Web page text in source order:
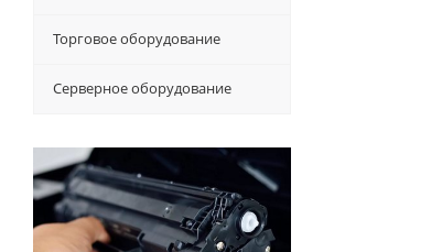
Торговое оборудование
Серверное оборудование